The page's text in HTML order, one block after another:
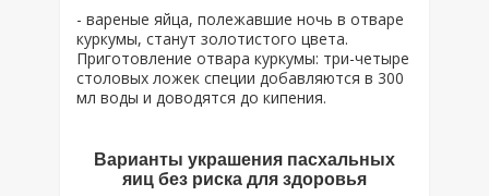
- вареные яйца, полежавшие ночь в отваре
куркумы, станут золотистого цвета.
Приготовление отвара куркумы: три-четыре
столовых ложек специи добавляются в 300
мл воды и доводятся до кипения.
Варианты украшения пасхальных
яиц без риска для здоровья